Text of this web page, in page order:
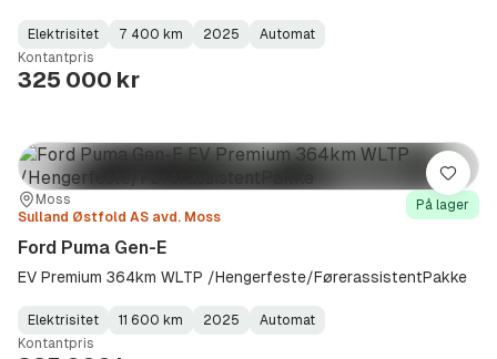
Fuel
Type:
Elektrisitet
Kilometerstand:
7 400 km
Model
Year:
2025
Gearbox
Type:
Automat
Kontantpris
325 000 kr
Sted:
Moss
Forhandler:
Sulland Østfold AS avd. Moss
På lager
Ford Puma Gen-E
EV Premium 364km WLTP /Hengerfeste/FørerassistentPakke
Fuel
Type:
Elektrisitet
Kilometerstand:
11 600 km
Model
Year:
2025
Gearbox
Type:
Automat
Kontantpris
Lagre